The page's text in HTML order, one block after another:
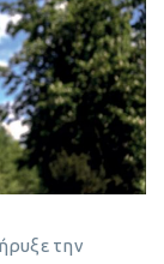
την